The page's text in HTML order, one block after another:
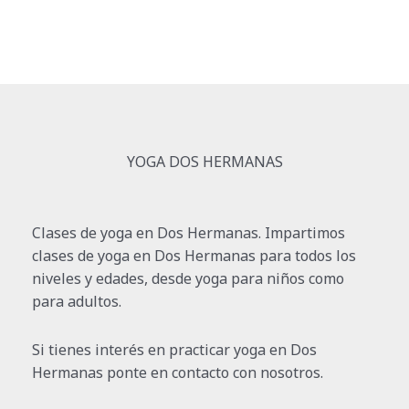
YOGA DOS HERMANAS
Clases de yoga en Dos Hermanas. Impartimos
clases de yoga en Dos Hermanas para todos los
niveles y edades, desde yoga para niños como
para adultos.
Si tienes interés en practicar yoga en Dos
Hermanas ponte en contacto con nosotros.